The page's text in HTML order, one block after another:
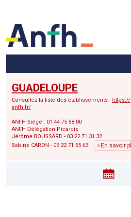
GUADELOUPE
Consultez la liste des établissements :
anfh.fr/
ANFH Siège : 01 44 75 68 00
ANFH Délégation Picardie
Jérôme BOUSSARD - 03 22 71 31 32
Sabine CARON - 03 22 71 55 63
En savoir